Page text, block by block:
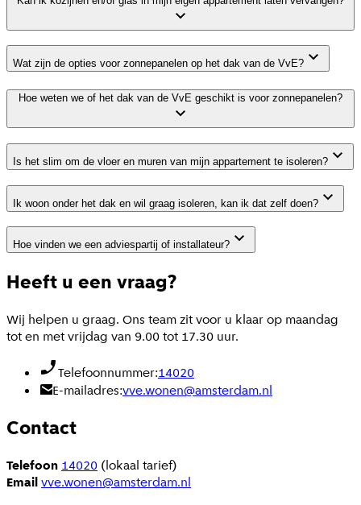
Wat zijn de opties voor zonnepanelen op het dak van de VvE?
Is het slim om de vloer en muren van mijn appartement te isoleren?
Ik woon onder het dak en wil graag isoleren, kan ik dat zelf doen?
Hoe vinden we een adviespartij of installateur?
Heeft u een vraag?
Wij helpen u graag. Ons team zit voor u klaar op maandag
tot en met vrijdag van 9.00 tot 17.30 uur.
Telefoonnummer:14020
E-mailadres:vve.wonen@amsterdam.nl
Contact
Telefoon 14020 (lokaal tarief)
Emailvve.wonen@amsterdam.nl